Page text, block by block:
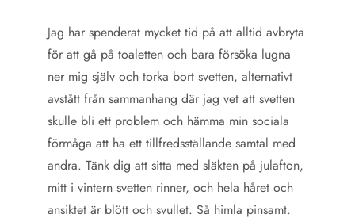
Jag har spenderat mycket tid på att alltid avbryta
för att gå på toaletten och bara försöka lugna
ner mig själv och torka bort svetten, alternativt
avstått från sammanhang där jag vet att svetten
skulle bli ett problem och hämma min sociala
förmåga att ha ett tillfredsställande samtal med
andra. Tänk dig att sitta med släkten på julafton,
mitt i vintern svetten rinner, och hela håret och
ansiktet är blött och svullet. Så himla pinsamt.